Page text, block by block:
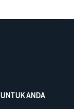
UNTUK ANDA